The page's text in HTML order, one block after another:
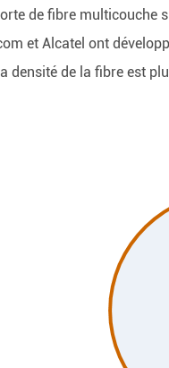
de fibre multicouche
et Alcatel ont
densité de la fibre est